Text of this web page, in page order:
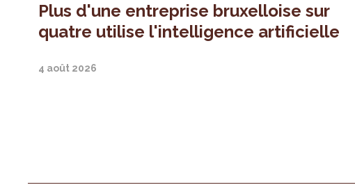
Plus d'une entreprise bruxelloise sur
quatre utilise l'intelligence artificielle
4 août 2026